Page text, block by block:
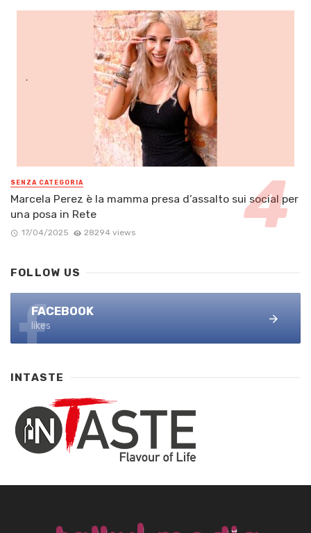
SENZA CATEGORIA
Marcela Perez è la mamma presa d’assalto sui social per
una posa in Rete
17/04/2025 28294 views
FOLLOW US
FACEBOOK
likes
INTASTE